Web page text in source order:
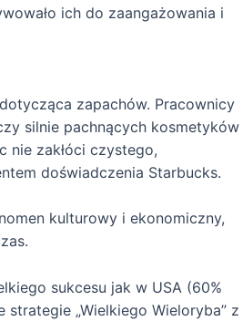
ich do zaangażowania i
zapachów. Pracownicy
silnie pachnących kosmetyków
nie zakłóci czystego,
doświadczenia Starbucks.
kulturowy i ekonomiczny,
sukcesu jak w USA (60%
„Wielkiego Wieloryba” z